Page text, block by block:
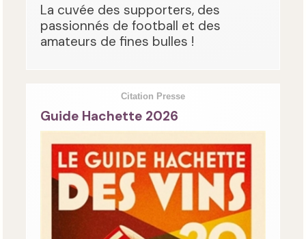
La cuvée des supporters, des
passionnés de football et des
amateurs de fines bulles !
Citation Presse
Guide Hachette 2026